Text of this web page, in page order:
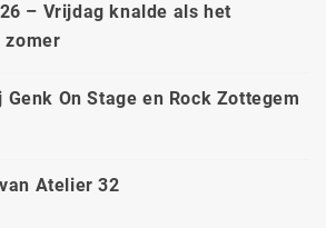
– Vrijdag knalde als het
zomer
On Stage en Rock Zottegem
Atelier 32